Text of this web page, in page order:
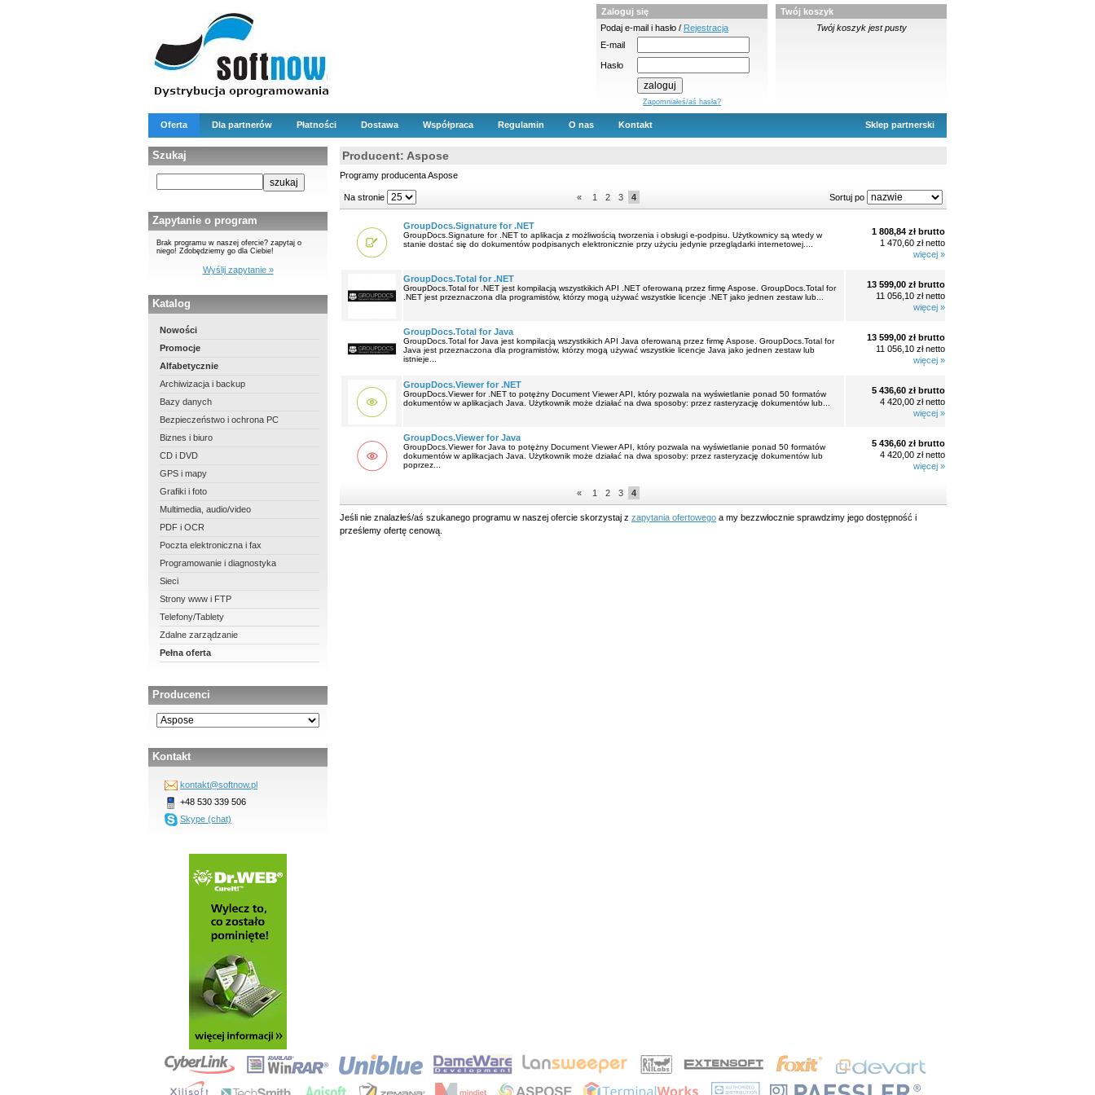
Zaloguj się
Podaj e-mail i hasło / Rejestracja
E-mail
Hasło
Zapomniałeś/aś hasła?
Twój koszyk
Twój koszyk jest pusty
Oferta Dla partnerów Płatności Dostawa Współpraca Regulamin O nas Kontakt Sklep partnerski
Szukaj
Zapytanie o program
Brak programu w naszej ofercie? zapytaj o
niego! Zdobędziemy go dla Ciebie!
Wyślij zapytanie »
Katalog
Nowości
Promocje
Alfabetycznie
Archiwizacja i backup
Bazy danych
Bezpieczeństwo i ochrona PC
Biznes i biuro
CD i DVD
GPS i mapy
Grafiki i foto
Multimedia, audio/video
PDF i OCR
Poczta elektroniczna i fax
Programowanie i diagnostyka
Sieci
Strony www i FTP
Telefony/Tablety
Zdalne zarządzanie
Pełna oferta
Producenci
Kontakt
kontakt@softnow.pl
+48 530 339 506
Skype (chat)
Producent: Aspose
Programy producenta Aspose
Na stronie « 1 2 3 4 Sortuj po
GroupDocs.Signature for .NET
GroupDocs.Signature for .NET to aplikacja z możliwością tworzenia i obsługi e-podpisu. Użytkownicy są wtedy w
stanie dostać się do dokumentów podpisanych elektronicznie przy użyciu jedynie przeglądarki internetowej....
1 808,84 zł brutto
1 470,60 zł netto
więcej »
GroupDocs.Total for .NET
GroupDocs.Total for .NET jest kompilacją wszystkikich API .NET oferowaną przez firmę Aspose. GroupDocs.Total for
.NET jest przeznaczona dla programistów, którzy mogą używać wszystkie licencje .NET jako jednen zestaw lub...
13 599,00 zł brutto
11 056,10 zł netto
więcej »
GroupDocs.Total for Java
GroupDocs.Total for Java jest kompilacją wszystkikich API Java oferowaną przez firmę Aspose. GroupDocs.Total for
Java jest przeznaczona dla programistów, którzy mogą używać wszystkie licencje Java jako jednen zestaw lub
istnieje...
13 599,00 zł brutto
11 056,10 zł netto
więcej »
GroupDocs.Viewer for .NET
GroupDocs.Viewer for .NET to potężny Document Viewer API, który pozwala na wyświetlanie ponad 50 formatów
dokumentów w aplikacjach Java. Użytkownik może działać na dwa sposoby: przez rasteryzację dokumentów lub...
5 436,60 zł brutto
4 420,00 zł netto
więcej »
GroupDocs.Viewer for Java
GroupDocs.Viewer for Java to potężny Document Viewer API, który pozwala na wyświetlanie ponad 50 formatów
dokumentów w aplikacjach Java. Użytkownik może działać na dwa sposoby: przez rasteryzację dokumentów lub
poprzez...
5 436,60 zł brutto
4 420,00 zł netto
więcej »
« 1 2 3 4
Jeśli nie znalazłeś/aś szukanego programu w naszej ofercie skorzystaj z zapytania ofertowego a my bezzwłocznie sprawdzimy jego dostępność i
prześlemy ofertę cenową.